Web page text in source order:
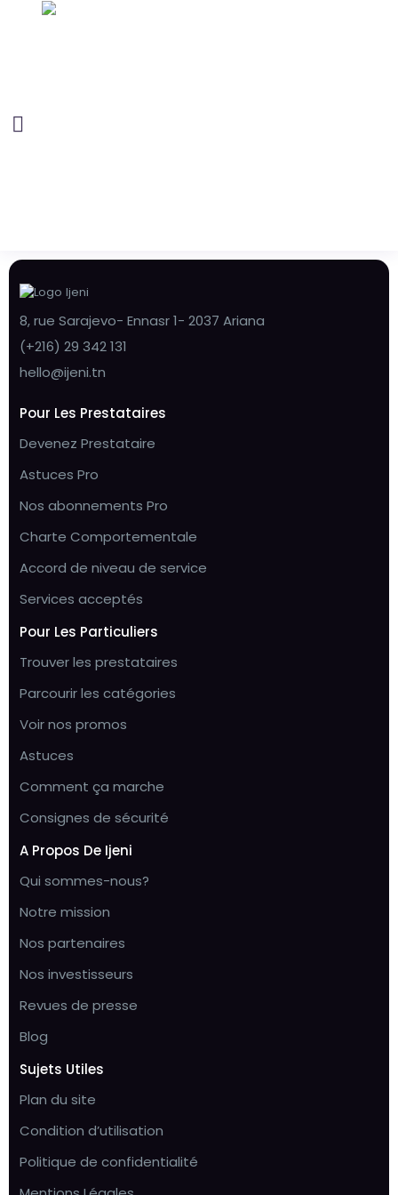
8, rue Sarajevo- Ennasr 1- 2037 Ariana
(+216) 29 342 131
hello@ijeni.tn
Pour Les Prestataires
Devenez Prestataire
Astuces Pro
Nos abonnements Pro
Charte Comportementale
Accord de niveau de service
Services acceptés
Pour Les Particuliers
Trouver les prestataires
Parcourir les catégories
Voir nos promos
Astuces
Comment ça marche
Consignes de sécurité
A Propos De Ijeni
Qui sommes-nous?
Notre mission
Nos partenaires
Nos investisseurs
Revues de presse
Blog
Sujets Utiles
Plan du site
Condition d’utilisation
Politique de confidentialité